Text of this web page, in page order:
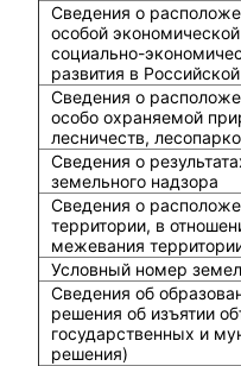
Сведения о
особой
социально-
развития в
Сведения о
особо охраняемой
лесничеств,
Сведения о
земельного надзора
Сведения о
территории, в
межевания
Условный номер
Сведения об
решения об изъятии
государственных и
решения)